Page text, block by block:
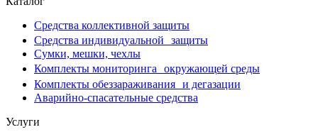
Средства коллективной защиты
Средства индивидуальной защиты
Сумки, мешки, чехлы
Комплекты мониторинга окружающей среды
Комплекты обеззараживания и дегазации
Аварийно-спасательные средства
Услуги